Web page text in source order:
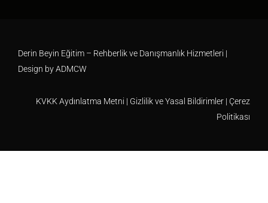
Derin Beyin Eğitim – Rehberlik ve Danışmanlık Hizmetleri |
Design byADMCW
KVKK Aydınlatma Metni | Gizlilik ve Yasal Bildirimler | Çerez
Politikası